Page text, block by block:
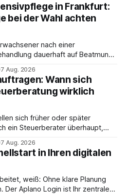
in Frankfurt:
bei der Wahl achten
nach einer
dauerhaft auf Beatmung
für Familien eine schwierige
dauerhaft in der Klinik bleiben –
möglich? Die außerklinische
diese Alternative: Sie
Aug. 2026
Wann sich
wirklich
sich früher oder später
ein Steuerberater überhaupt,
Bei einfachen
reicht häufig eine Steuersoftware
Einkunftsarten
finanzielle Veränderungen
Unterstützung meist
Aug. 2026
in Ihren digitalen
weiß: Ohne klare Planung
Der Aplano Login ist Ihr zentraler